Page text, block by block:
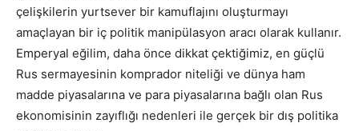
çelişkilerin yurtsever bir kamuflajını oluşturmayı
amaçlayan bir iç politik manipülasyon aracı olarak kullanır.
Emperyal eğilim, daha önce dikkat çektiğimiz, en güçlü
Rus sermayesinin komprador niteliği ve dünya ham
madde piyasalarına ve para piyasalarına bağlı olan Rus
ekonomisinin zayıflığı nedenleri ile gerçek bir dış politika